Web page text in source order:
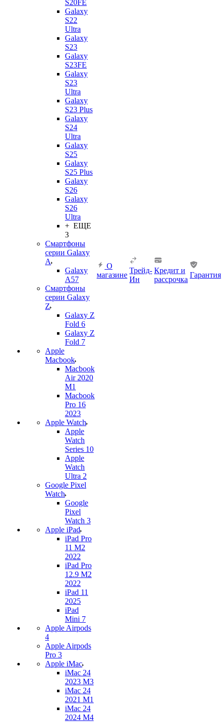
S20FE
Galaxy
S22
Ultra
Galaxy
S23
Galaxy
S23FE
Galaxy
S23
Ultra
Galaxy
S23 Plus
Galaxy
S24
Ultra
Galaxy
S25
Galaxy
S25 Plus
Galaxy
S26
Galaxy
S26
Ultra
+ ЕЩЕ
3
Смартфоны
серии Galaxy
A
Galaxy
A57
Смартфоны
серии Galaxy
Z
Galaxy Z
Fold 6
Galaxy Z
Fold 7
Apple
Macbook
Macbook
Air 2020
M1
Macbook
Pro 16
2023
Apple Watch
Apple
Watch
Series 10
Apple
Watch
Ultra 2
Google Pixel
Watch
Google
Pixel
Watch 3
Apple iPad
iPad Pro
11 M2
2022
iPad Pro
12.9 M2
2022
iPad 11
2025
iPad
Mini 7
Apple Airpods
4
Apple Airpods
Pro 3
Apple iMac
iMac 24
2023 M3
iMac 24
2021 M1
iMac 24
2024 M4
О
магазине
Трейд-
Ин
Кредит и
рассрочка
Гарантия